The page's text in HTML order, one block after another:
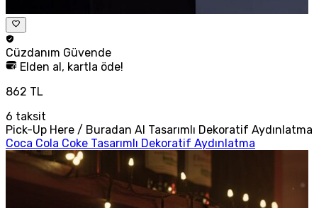
Cüzdanım Güvende
Elden al, kartla öde!
862 TL
6 taksit
Pick-Up Here / Buradan Al Tasarımlı Dekoratif Aydınlatma
Coca Cola Coke Tasarımlı Dekoratif Aydınlatma